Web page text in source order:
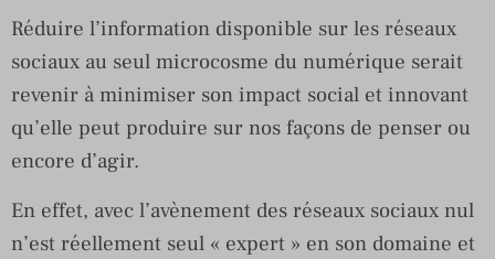
Réduire l’information disponible sur les réseaux
sociaux au seul microcosme du numérique serait
revenir à minimiser son impact social et innovant
qu’elle peut produire sur nos façons de penser ou
encore d’agir.
En effet, avec l’avènement des réseaux sociaux nul
n’est réellement seul « expert » en son domaine et